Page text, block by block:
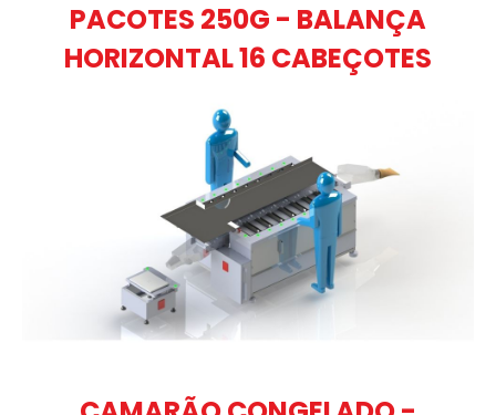
PACOTES 250G - BALANÇA
HORIZONTAL 16 CABEÇOTES